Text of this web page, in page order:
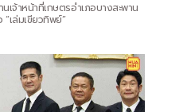
จ้าหน้าที่เกษตรอำเภอบางสะพาน
“เล่มเขียวทิพย์”